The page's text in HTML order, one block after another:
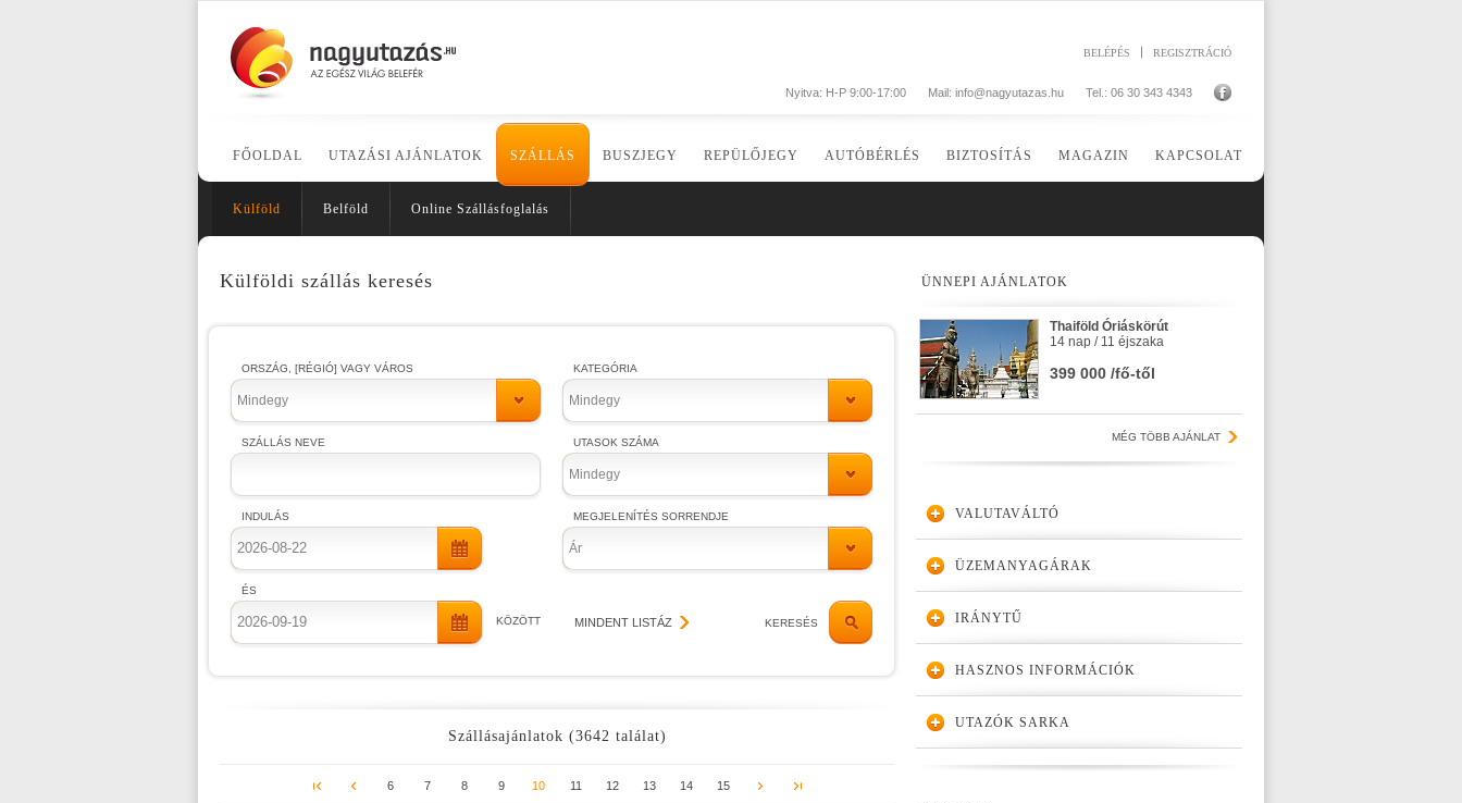
REGISZTRÁCIÓ
BELÉPÉS
Tel.: 06 30 343 4343
Mail: info@nagyutazas.hu
Nyitva: H-P 9:00-17:00
FŐOLDAL UTAZÁSI AJÁNLATOK SZÁLLÁS BUSZJEGY REPÜLŐJEGY AUTÓBÉRLÉS BIZTOSÍTÁS MAGAZIN KAPCSOLAT
Külföld Belföld Online Szállásfoglalás
Külföldi szállás keresés
ORSZÁG, [RÉGIÓ] VAGY VÁROS
Mindegy
SZÁLLÁS NEVE
INDULÁS
ÉS
KÖZÖTT
KATEGÓRIA
Mindegy
UTASOK SZÁMA
Mindegy
MEGJELENÍTÉS SORRENDJE
Ár
KERESÉS
MINDENT LISTÁZ
Szállásajánlatok (3642 találat)
6 7 8 9 10 11 12 13 14 15
ÜNNEPI AJÁNLATOK
Thaiföld Óriáskörút
14 nap / 11 éjszaka
399 000 /fő-től
MÉG TÖBB AJÁNLAT
VALUTAVÁLTÓ
ÜZEMANYAGÁRAK
IRÁNYTŰ
HASZNOS INFORMÁCIÓK
UTAZÓK SARKA